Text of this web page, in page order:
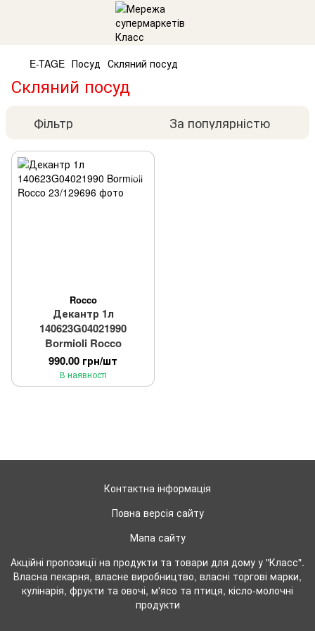
E-TAGE Посуд Скляний посуд
Скляний посуд
Фільтр За популярністю
Rocco
Декантр 1л
140623G04021990
Bormioli Rocco
990.00 грн/шт
В наявності
Контактна інформація
Повна версія сайту
Мапа сайту
Акційні пропозиції на продукти та товари для дому у "Класс".
Власна пекарня, власне виробництво, власні торгові марки,
кулінарія, фрукти та овочі, м'ясо та птиця, кісло-молочні
продукти